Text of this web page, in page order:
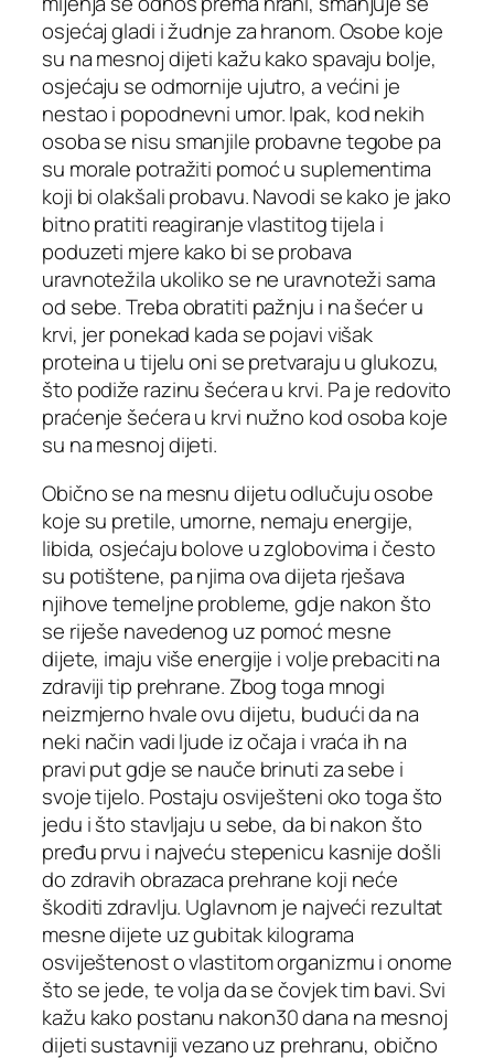
osjećaj gladi i žudnje za hranom. Osobe koje
su na mesnoj dijeti kažu kako spavaju bolje,
osjećaju se odmornije ujutro, a većini je
nestao i popodnevni umor. Ipak, kod nekih
osoba se nisu smanjile probavne tegobe pa
su morale potražiti pomoć u suplementima
koji bi olakšali probavu. Navodi se kako je jako
bitno pratiti reagiranje vlastitog tijela i
poduzeti mjere kako bi se probava
uravnotežila ukoliko se ne uravnoteži sama
od sebe. Treba obratiti pažnju i na šećer u
krvi, jer ponekad kada se pojavi višak
proteina u tijelu oni se pretvaraju u glukozu,
što podiže razinu šećera u krvi. Pa je redovito
praćenje šećera u krvi nužno kod osoba koje
su na mesnoj dijeti.
Obično se na mesnu dijetu odlučuju osobe
koje su pretile, umorne, nemaju energije,
libida, osjećaju bolove u zglobovima i često
su potištene, pa njima ova dijeta rješava
njihove temeljne probleme, gdje nakon što
se riješe navedenog uz pomoć mesne
dijete, imaju više energije i volje prebaciti na
zdraviji tip prehrane. Zbog toga mnogi
neizmjerno hvale ovu dijetu, budući da na
neki način vadi ljude iz očaja i vraća ih na
pravi put gdje se nauče brinuti za sebe i
svoje tijelo. Postaju osviješteni oko toga što
jedu i što stavljaju u sebe, da bi nakon što
pređu prvu i najveću stepenicu kasnije došli
do zdravih obrazaca prehrane koji neće
škoditi zdravlju. Uglavnom je najveći rezultat
mesne dijete uz gubitak kilograma
osviještenost o vlastitom organizmu i onome
što se jede, te volja da se čovjek tim bavi. Svi
kažu kako postanu nakon30 dana na mesnoj
dijeti sustavniji vezano uz prehranu, obično